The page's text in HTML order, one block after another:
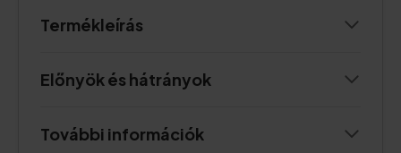
Termékleírás
Előnyök és hátrányok
További információk